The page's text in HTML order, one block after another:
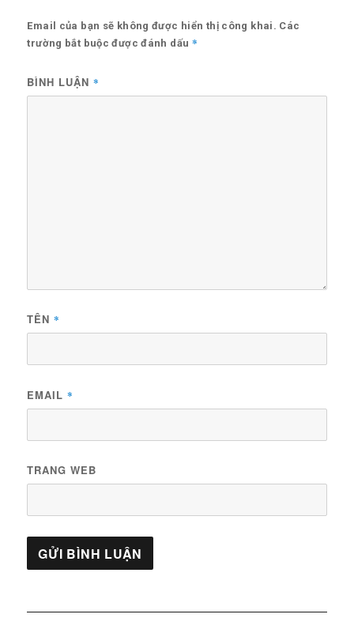
Email của bạn sẽ không được hiển thị công khai. Các
trường bắt buộc được đánh dấu *
BÌNH LUẬN*
TÊN*
EMAIL*
TRANG WEB